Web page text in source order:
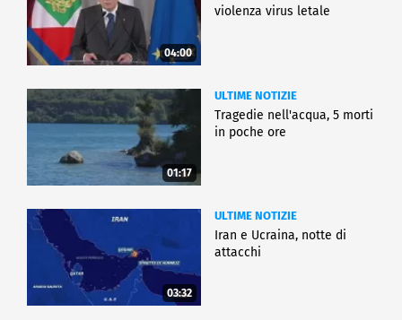
04:00
violenza virus letale
01:17
ULTIME NOTIZIE
Tragedie nell'acqua, 5 morti
in poche ore
03:32
ULTIME NOTIZIE
Iran e Ucraina, notte di
attacchi